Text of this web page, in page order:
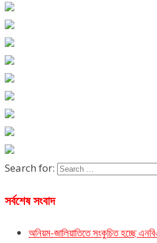
Search for:
সর্বশেষ সংবাদ
অনিয়ম-জালিয়াতিতে সংকুচিত হচ্ছে